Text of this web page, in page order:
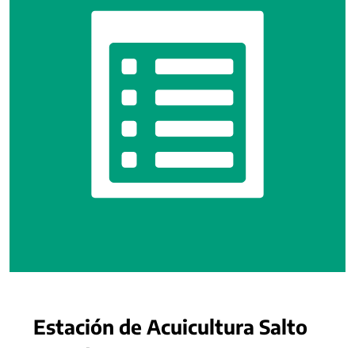
Estación de Acuicultura Salto